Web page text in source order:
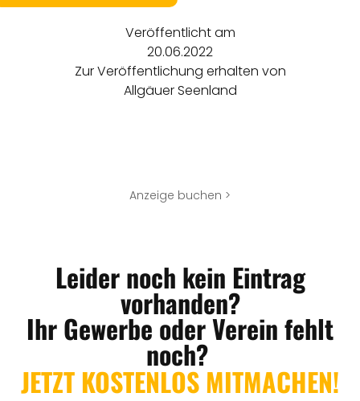
Veröffentlicht am
20.06.2022
Zur Veröffentlichung erhalten von
Allgäuer Seenland
Anzeige buchen >
Leider noch kein Eintrag
vorhanden?
Ihr Gewerbe oder Verein fehlt
noch?
JETZT KOSTENLOS MITMACHEN!